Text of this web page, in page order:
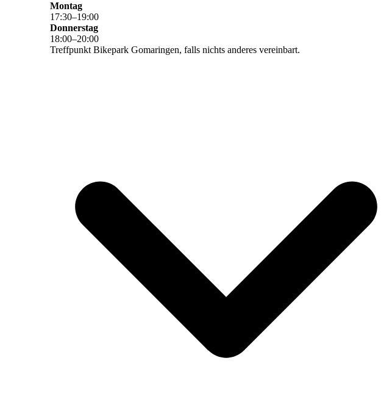
Montag
17:30–19:00
Donnerstag
18:00–20:00
Treffpunkt Bikepark Gomaringen, falls nichts anderes vereinbart.